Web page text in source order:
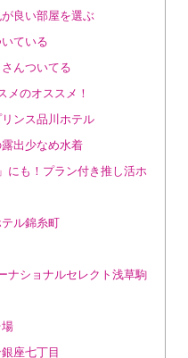
良い部屋を選ぶ
ている
んついてる
メのオススメ！
ンス品川ホテル
出少なめ水着
にも！プラン付き推し活ホ
ル錦糸町
ナショナルセレクト浅草駒
座七丁目